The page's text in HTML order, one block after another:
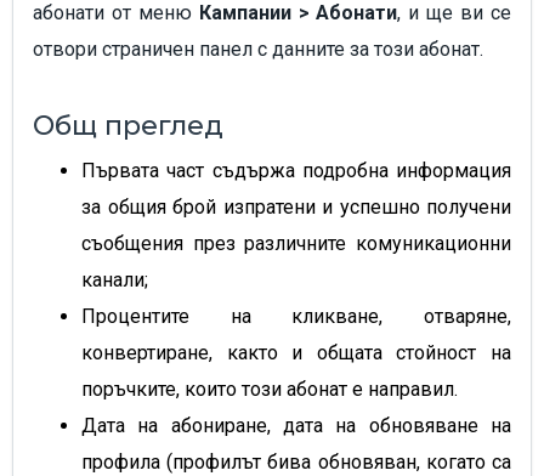
абонати от меню Кампании > Абонати, и ще ви се
отвори страничен панел с данните за този абонат.
Общ преглед
Първата част съдържа подробна информация
за общия брой изпратени и успешно получени
съобщения през различните комуникационни
канали;
Процентите на кликване, отваряне,
конвертиране, както и общата стойност на
поръчките, които този абонат е направил.
Дата на абониране, дата на обновяване на
профила (профилът бива обновяван, когато са